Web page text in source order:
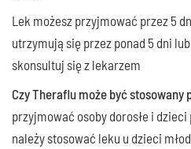
Lek możesz przyjmować przez 5
utrzymują się przez ponad 5 dni
skonsultuj się z lekarzem
Czy Theraflu może być stosowany
przyjmować osoby dorosłe i
należy stosować leku u dzieci